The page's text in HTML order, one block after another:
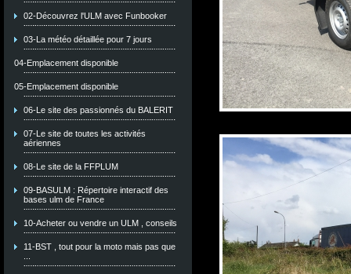
02-Découvrez l'ULM avec Funbooker
03-La météo détaillée pour 7 jours
04-Emplacement disponible
05-Emplacement disponible
06-Le site des passionnés du BALERIT
07-Le site de toutes les activités
aériennes
08-Le site de la FFPLUM
09-BASULM : Répertoire interactif des
bases ulm de France
10-Acheter ou vendre un ULM , conseils
11-BST , tout pour la moto mais pas que